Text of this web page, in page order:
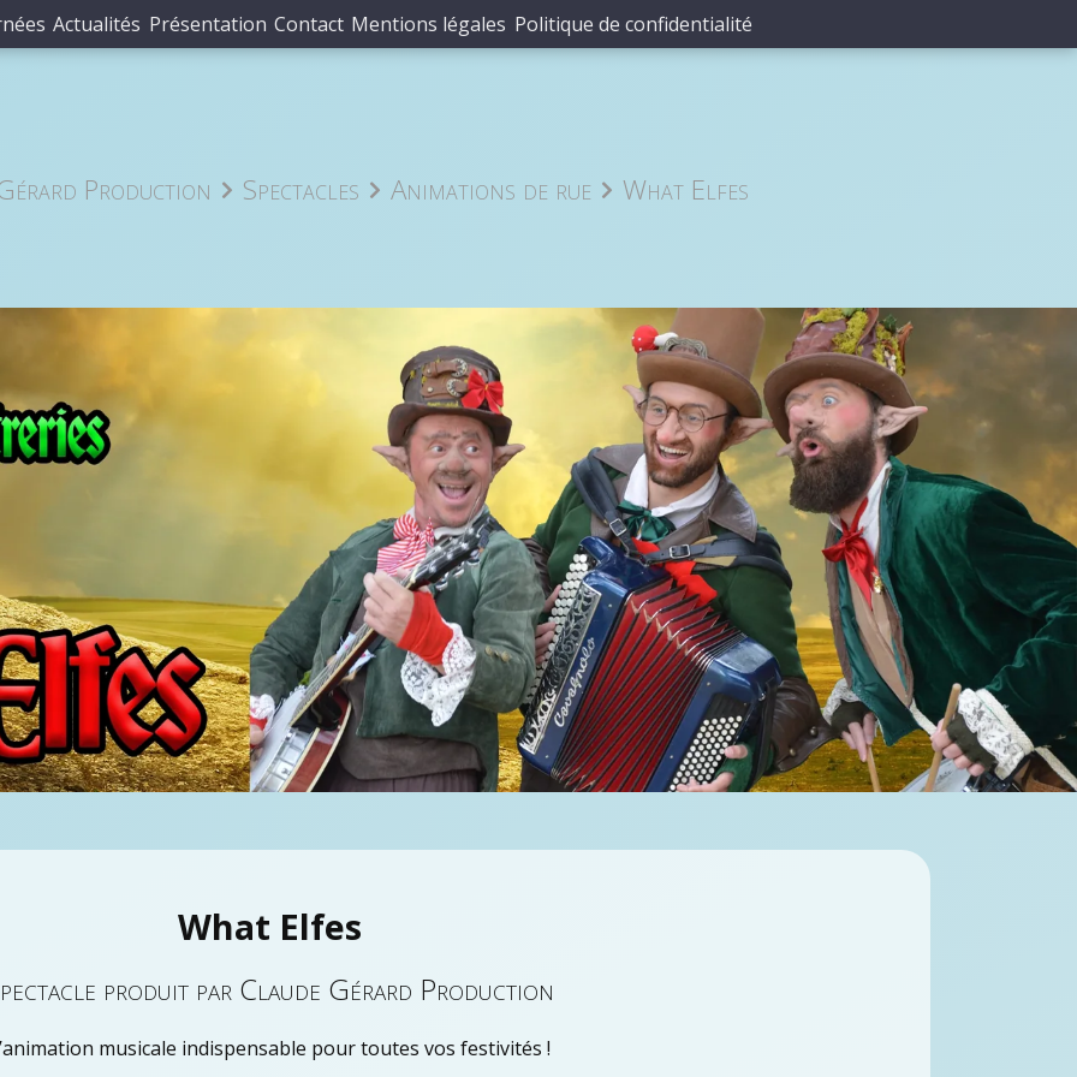
Actualités Présentation Contact Mentions légales Politique de confidentialité
Production Spectacles Animations de rue What Elfes
What Elfes
produit par Claude Gérard Production
musicale indispensable pour toutes vos festivités !